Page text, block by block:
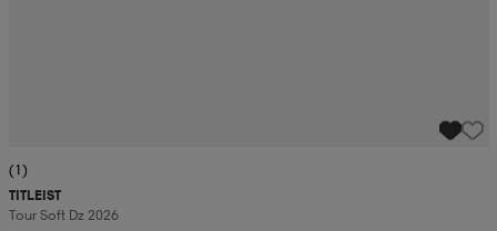
(1)
TITLEIST
Tour Soft Dz 2026